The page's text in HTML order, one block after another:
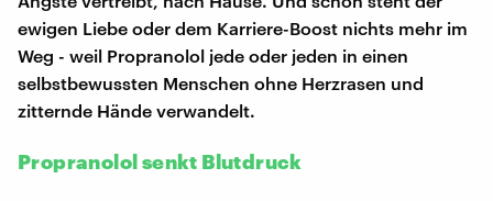
ewigen Liebe oder dem Karriere-Boost nichts mehr im
Weg - weil Propranolol jede oder jeden in einen
selbstbewussten Menschen ohne Herzrasen und
zitternde Hände verwandelt.
Propranolol senkt Blutdruck